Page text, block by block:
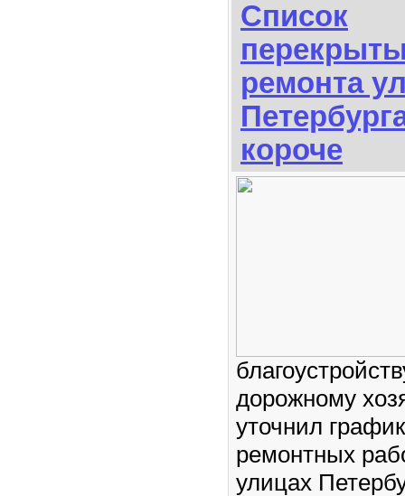
Список
ремонта
короче
дорожному
уточнил график
ремонтных
улицах